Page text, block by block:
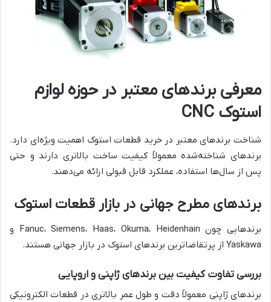
معرفی برندهای معتبر در حوزه لوازم
استوک CNC
شناخت برندهای معتبر در خرید قطعات استوک اهمیت ویژه‌ای دارد.
برندهای شناخته‌شده معمولاً کیفیت ساخت بالاتری دارند و حتی
پس از سال‌ها استفاده، عملکرد قابل قبولی ارائه می‌دهند.
برندهای مطرح جهانی در بازار قطعات استوک
برندهایی چون Fanuc، Siemens، Haas، Okuma، Heidenhain و
Yaskawa از پرتقاضاترین برندهای استوک در بازار جهانی هستند.
بررسی تفاوت کیفیت بین برندهای ژاپنی و اروپایی
برندهای ژاپنی معمولاً دقت و طول عمر بالاتری در قطعات الکترونیکی